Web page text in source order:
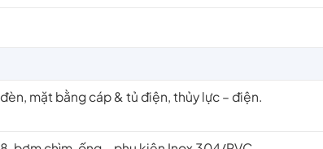
mặt bằng cáp & tủ điện, thủy lực – điện.